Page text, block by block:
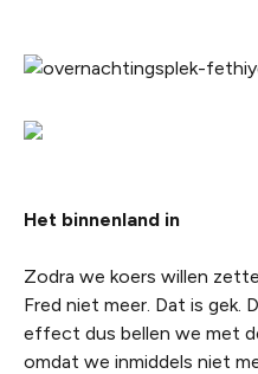
Het binnenland in
Zodra we koers willen
Fred niet meer. Dat is gek.
effect dus bellen we met
omdat we inmiddels niet